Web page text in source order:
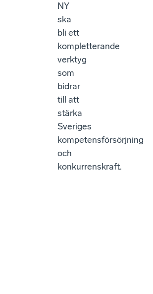
NY
ska
bli ett
kompletterande
verktyg
som
bidrar
till att
stärka
Sveriges
kompetensförsörjning
och
konkurrenskraft.